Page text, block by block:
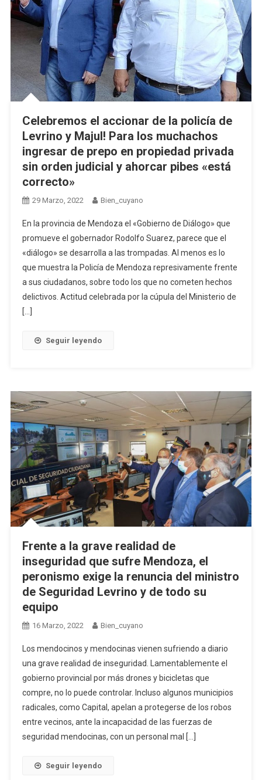
Celebremos el accionar de la policía de
Levrino y Majul! Para los muchachos
ingresar de prepo en propiedad privada
sin orden judicial y ahorcar pibes «está
correcto»
29 Marzo, 2022 Bien_cuyano
En la provincia de Mendoza el «Gobierno de Diálogo» que
promueve el gobernador Rodolfo Suarez, parece que el
«diálogo» se desarrolla a las trompadas. Al menos es lo
que muestra la Policía de Mendoza represivamente frente
a sus ciudadanos, sobre todo los que no cometen hechos
delictivos. Actitud celebrada por la cúpula del Ministerio de
[…]
Seguir leyendo
Frente a la grave realidad de
inseguridad que sufre Mendoza, el
peronismo exige la renuncia del ministro
de Seguridad Levrino y de todo su
equipo
16 Marzo, 2022 Bien_cuyano
Los mendocinos y mendocinas vienen sufriendo a diario
una grave realidad de inseguridad. Lamentablemente el
gobierno provincial por más drones y bicicletas que
compre, no lo puede controlar. Incluso algunos municipios
radicales, como Capital, apelan a protegerse de los robos
entre vecinos, ante la incapacidad de las fuerzas de
seguridad mendocinas, con un personal mal […]
Seguir leyendo